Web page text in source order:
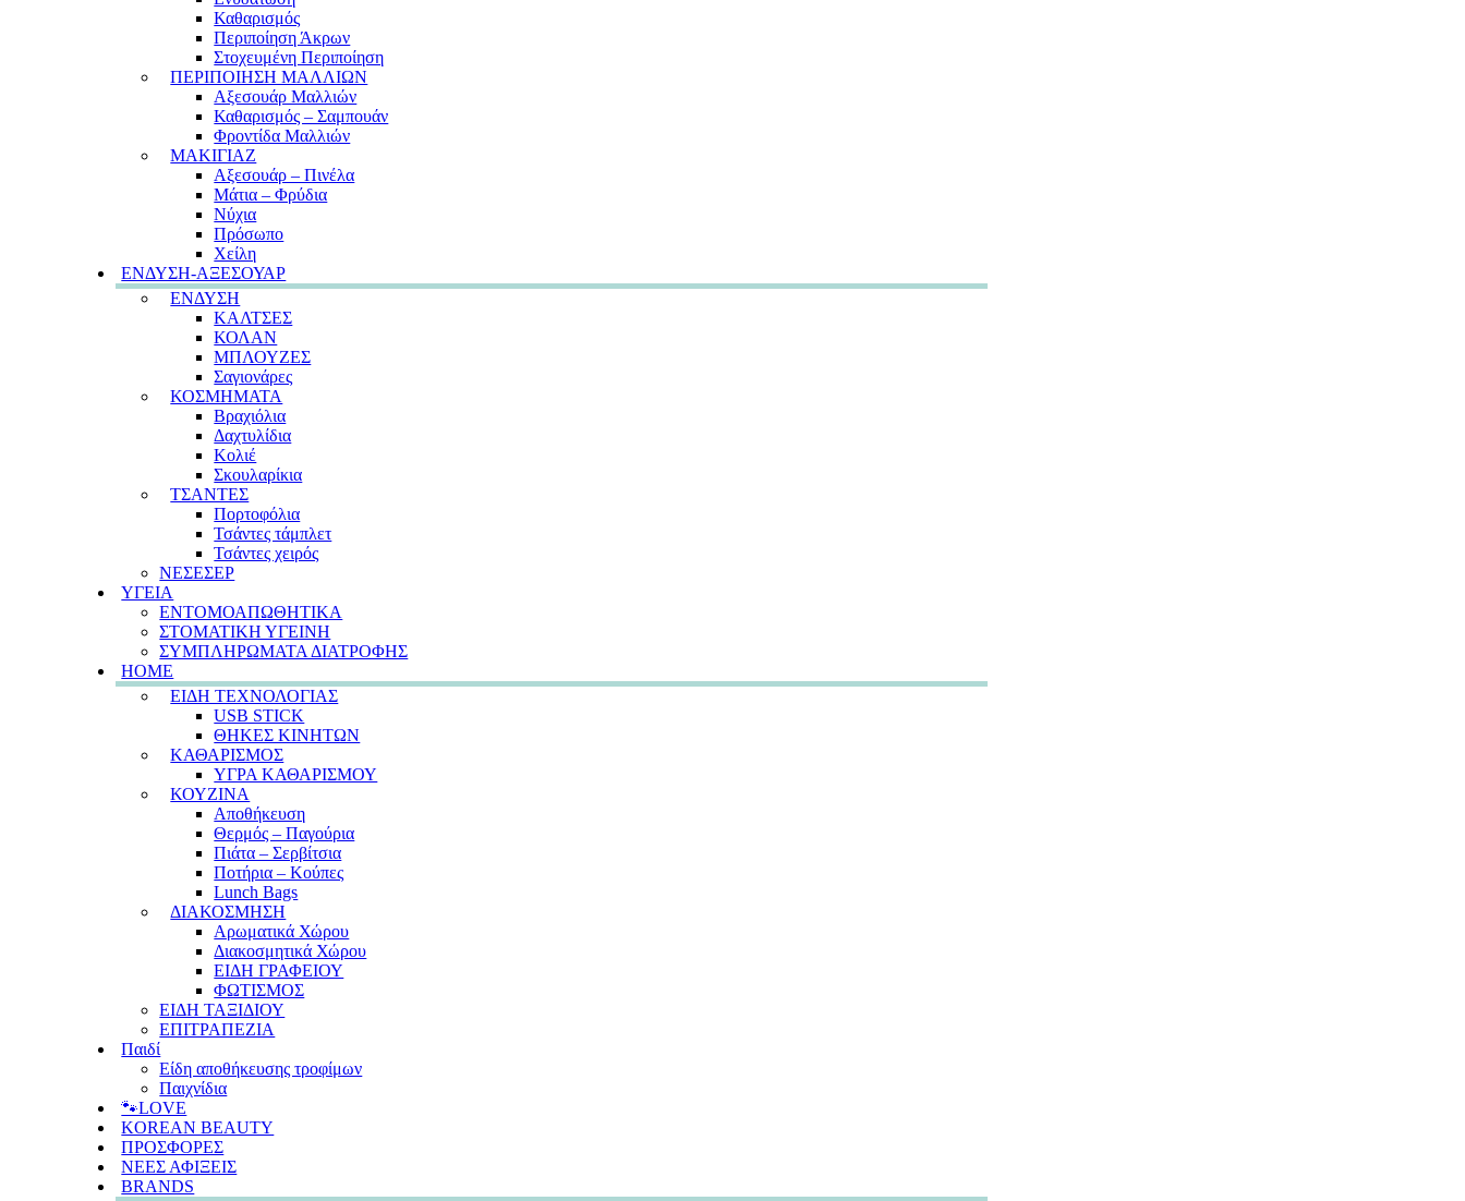
Καθαρισμός
Περιποίηση Άκρων
Στοχευμένη Περιποίηση
ΠΕΡΙΠΟΙΗΣΗ ΜΑΛΛΙΩΝ
Αξεσουάρ Μαλλιών
Καθαρισμός – Σαμπουάν
Φροντίδα Μαλλιών
ΜΑΚΙΓΙΑΖ
Αξεσουάρ – Πινέλα
Μάτια – Φρύδια
Νύχια
Πρόσωπο
Χείλη
ΕΝΔΥΣΗ-ΑΞΕΣΟΥΑΡ
ΕΝΔΥΣΗ
ΚΑΛΤΣΕΣ
ΚΟΛΑΝ
ΜΠΛΟΥΖΕΣ
Σαγιονάρες
ΚΟΣΜΗΜΑΤΑ
Βραχιόλια
Δαχτυλίδια
Κολιέ
Σκουλαρίκια
ΤΣΑΝΤΕΣ
Πορτοφόλια
Τσάντες τάμπλετ
Τσάντες χειρός
ΝΕΣΕΣΕΡ
ΥΓΕΙΑ
ΕΝΤΟΜΟΑΠΩΘΗΤΙΚΑ
ΣΤΟΜΑΤΙΚΗ ΥΓΕΙΝΗ
ΣΥΜΠΛΗΡΩΜΑΤΑ ΔΙΑΤΡΟΦΗΣ
HOME
ΕΙΔΗ ΤΕΧΝΟΛΟΓΙΑΣ
USB STICK
ΘΗΚΕΣ ΚΙΝΗΤΩΝ
ΚΑΘΑΡΙΣΜΟΣ
ΥΓΡΑ ΚΑΘΑΡΙΣΜΟΥ
ΚΟΥΖΙΝΑ
Αποθήκευση
Θερμός – Παγούρια
Πιάτα – Σερβίτσια
Ποτήρια – Κούπες
Lunch Bags
ΔΙΑΚΟΣΜΗΣΗ
Αρωματικά Χώρου
Διακοσμητικά Χώρου
ΕΙΔΗ ΓΡΑΦΕΙΟΥ
ΦΩΤΙΣΜΟΣ
ΕΙΔΗ ΤΑΞΙΔΙΟΥ
ΕΠΙΤΡΑΠΕΖΙΑ
Παιδί
Είδη αποθήκευσης τροφίμων
Παιχνίδια
🐾LOVE
KOREAN BEAUTY
ΠΡΟΣΦΟΡΕΣ
ΝΕΕΣ ΑΦΙΞΕΙΣ
BRANDS